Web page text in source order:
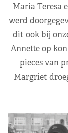
Maria Teresa
werd
dit ook bij
Annette op
pieces van
Margriet